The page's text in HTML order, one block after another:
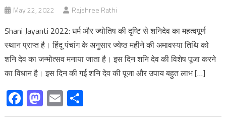
May 22, 2022 Rajshree Rathi
Shani Jayanti 2022: धर्म और ज्योतिष की दृष्टि से शनिदेव का महत्वपूर्ण
स्थान प्राप्त है। हिंदू पंचांग के अनुसार ज्येष्ठ महीने की अमावस्या तिथि को
शनि देव का जन्मोत्सव मनाया जाता है। इस दिन शनि देव की विशेष पूजा करने
का विधान है। इस दिन की गई शनि देव की पूजा और उपाय बहुत लाभ […]
Facebook
Mastodon
EmailShare